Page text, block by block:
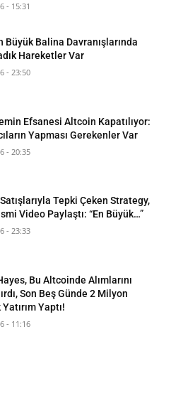
- 15:31
Büyük Balina Davranışlarında
Hareketler Var
- 23:50
Efsanesi Altcoin Kapatılıyor:
Yapması Gerekenler Var
- 20:35
Tepki Çeken Strategy,
Video Paylaştı: “En Büyük…”
- 23:33
Bu Altcoinde Alımlarını
Son Beş Günde 2 Milyon
Yaptı!
- 11:16